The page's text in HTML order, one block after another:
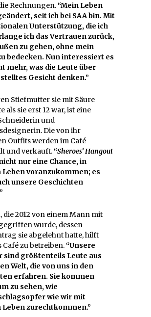
Rechnungen.“Mein Leben
seit ich bei SAA bin. Mit
Unterstützung, die ich
ich das Vertrauen zurück,
zu gehen, ohne mein
bedecken. Nun interessiert es
mehr, was die Leute über
Gesicht denken.”
Stiefmutter sie mit Säure
als sie erst 12 war, ist eine
und
Die von ihr
Outfits werden im Café
und verkauft.“Sheroes’ Hangout
nur eine Chance, in
voranzukommen; es
unsere Geschichten
die 2012 von einem Mann mit
wurde, dessen
sie abgelehnt hatte, hilft
Café zu betreiben.“Unsere
sind größtenteils Leute aus
Welt, die von uns in den
erfahren. Sie kommen
zu sehen, wie
wie wir mit
zurechtkommen.”